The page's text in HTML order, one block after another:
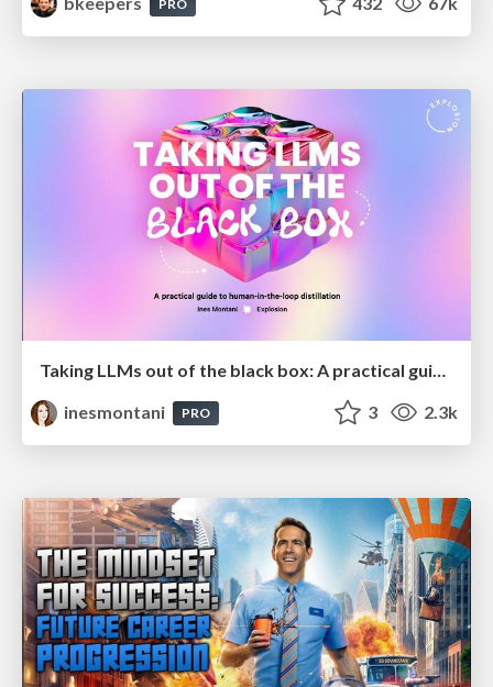
PRO
Taking LLMs out of the black box: A practical guide to human-in-the-loop distillation
inesmontani
PRO 3 2.3k